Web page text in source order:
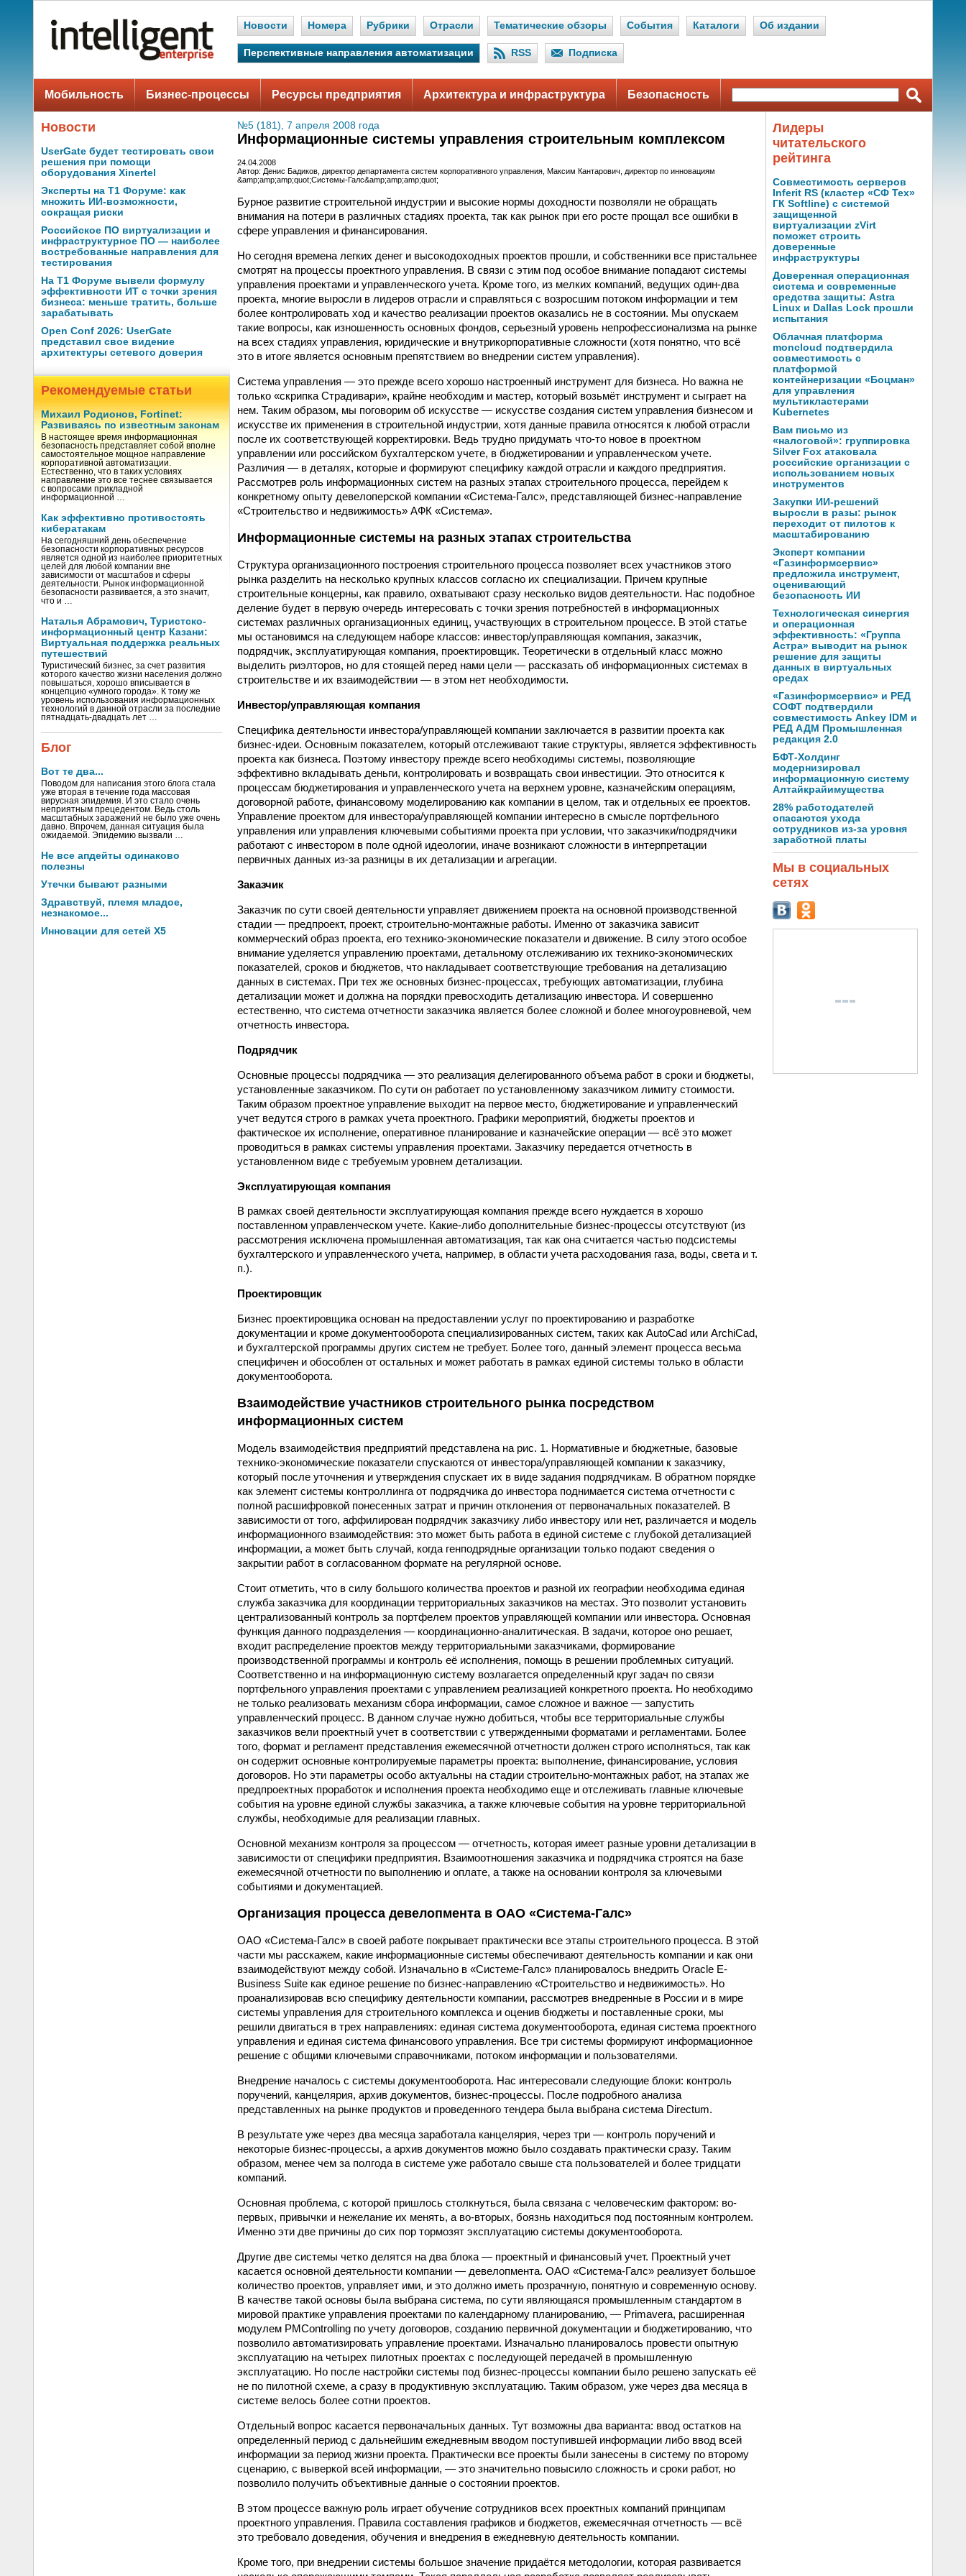
Новости Номера Рубрики Отрасли Тематические обзоры События Каталоги Об издании
Перспективные направления автоматизации RSS Подписка
Мобильность Бизнес-процессы Ресурсы предприятия Архитектура и инфраструктура Безопасность
Новости
UserGate будет тестировать свои
решения при помощи
оборудования Xinertel
Эксперты на Т1 Форуме: как
множить ИИ-возможности,
сокращая риски
Российское ПО виртуализации и
инфраструктурное ПО — наиболее
востребованные направления для
тестирования
На Т1 Форуме вывели формулу
эффективности ИТ с точки зрения
бизнеса: меньше тратить, больше
зарабатывать
Open Conf 2026: UserGate
представил свое видение
архитектуры сетевого доверия
Рекомендуемые статьи
Михаил Родионов, Fortinet:
Развиваясь по известным законам
В настоящее время информационная
безопасность представляет собой вполне
самостоятельное мощное направление
корпоративной автоматизации.
Естественно, что в таких условиях
направление это все теснее связывается
с вопросами прикладной
информационной …
Как эффективно противостоять
кибератакам
На сегодняшний день обеспечение
безопасности корпоративных ресурсов
является одной из наиболее приоритетных
целей для любой компании вне
зависимости от масштабов и сферы
деятельности. Рынок информационной
безопасности развивается, а это значит,
что и …
Наталья Абрамович, Туристско-
информационный центр Казани:
Виртуальная поддержка реальных
путешествий
Туристический бизнес, за счет развития
которого качество жизни населения должно
повышаться, хорошо вписывается в
концепцию «умного города». К тому же
уровень использования информационных
технологий в данной отрасли за последние
пятнадцать-двадцать лет …
Блог
Вот те два...
Поводом для написания этого блога стала
уже вторая в течение года массовая
вирусная эпидемия. И это стало очень
неприятным прецедентом. Ведь столь
масштабных заражений не было уже очень
давно. Впрочем, данная ситуация была
ожидаемой. Эпидемию вызвали …
Не все апдейты одинаково
полезны
Утечки бывают разными
Здравствуй, племя младое,
незнакомое...
Инновации для сетей X5
№5 (181), 7 апреля 2008 года
Информационные системы управления строительным комплексом
24.04.2008
Автор: Денис Бадиков, директор департамента систем корпоративного управления, Максим Кантарович, директор по инновациям
&amp;amp;amp;quot;Системы-Галс&amp;amp;amp;quot;
Бурное развитие строительной индустрии и высокие нормы доходности позволяли не обращать
внимания на потери в различных стадиях проекта, так как рынок при его росте прощал все ошибки в
сфере управления и финансирования.
Но сегодня времена легких денег и высокодоходных проектов прошли, и собственники все пристальнее
смотрят на процессы проектного управления. В связи с этим под особое внимание попадают системы
управления проектами и управленческого учета. Кроме того, из мелких компаний, ведущих один-два
проекта, многие выросли в лидеров отрасли и справляться с возросшим потоком информации и тем
более контролировать ход и качество реализации проектов оказались не в состоянии. Мы опускаем
такие вопросы, как изношенность основных фондов, серьезный уровень непрофессионализма на рынке
на всех стадиях управления, юридические и внутрикорпоративные сложности (хотя понятно, что всё
это в итоге является основным препятствием во внедрении систем управления).
Система управления — это прежде всего хорошо настроенный инструмент для бизнеса. Но важна не
только «скрипка Страдивари», крайне необходим и мастер, который возьмёт инструмент и сыграет на
нем. Таким образом, мы поговорим об искусстве — искусстве создания систем управления бизнесом и
искусстве их применения в строительной индустрии, хотя данные правила относятся к любой отрасли
после их соответствующей корректировки. Ведь трудно придумать что-то новое в проектном
управлении или российском бухгалтерском учете, в бюджетировании и управленческом учете.
Различия — в деталях, которые и формируют специфику каждой отрасли и каждого предприятия.
Рассмотрев роль информационных систем на разных этапах строительного процесса, перейдем к
конкретному опыту девелоперской компании «Система-Галс», представляющей бизнес-направление
«Строительство и недвижимость» АФК «Система».
Информационные системы на разных этапах строительства
Структура организационного построения строительного процесса позволяет всех участников этого
рынка разделить на несколько крупных классов согласно их специализации. Причем крупные
строительные концерны, как правило, охватывают сразу несколько видов деятельности. Нас подобное
деление будет в первую очередь интересовать с точки зрения потребностей в информационных
системах различных организационных единиц, участвующих в строительном процессе. В этой статье
мы остановимся на следующем наборе классов: инвестор/управляющая компания, заказчик,
подрядчик, эксплуатирующая компания, проектировщик. Теоретически в отдельный класс можно
выделить риэлторов, но для стоящей перед нами цели — рассказать об информационных системах в
строительстве и их взаимодействии — в этом нет необхо­димости.
Инвестор/управляющая компания
Специфика деятельности инвестора/управляющей компании заключается в развитии проекта как
бизнес-идеи. Основным показателем, который отслеживают такие структуры, является эффективность
проекта как бизнеса. Поэтому инвестору прежде всего необходимы системы, позволяющие
эффективно вкладывать деньги, контролировать и возвращать свои инвестиции. Это относится к
процессам бюджетирования и управленческого учета на верхнем уровне, казначейским операциям,
договорной работе, финансовому моделированию как компании в целом, так и отдельных ее проектов.
Управление проектом для инвестора/управляющей компании интересно в смысле портфельного
управления или управления ключевыми событиями проекта при условии, что заказчики/подрядчики
работают с инвестором в поле одной идеологии, иначе возникают сложности в интерпретации
первичных данных из-за разницы в их детализации и агрегации.
Заказчик
Заказчик по сути своей деятельности управляет движением проекта на основной производственной
стадии — предпроект, проект, строительно-монтажные работы. Именно от заказчика зависит
коммерческий образ проекта, его технико-экономические показатели и движение. В силу этого особое
внимание уделяется управлению проектами, детальному отслеживанию их технико-экономических
показателей, сроков и бюджетов, что накладывает соответствующие требования на детализацию
данных в системах. При тех же основных бизнес-процессах, требующих автоматизации, глубина
детализации может и должна на порядки превосходить детализацию инвестора. И совершенно
естественно, что система отчетности заказчика является более сложной и более многоуровневой, чем
отчетность инвестора.
Подрядчик
Основные процессы подрядчика — это реализация делегированного объема работ в сроки и бюджеты,
установленные заказчиком. По сути он работает по установленному заказчиком лимиту стоимости.
Таким образом проектное управление выходит на первое место, бюджетирование и управленческий
учет ведутся строго в рамках учета проектного. Графики мероприятий, бюджеты проектов и
фактическое их исполнение, оперативное планирование и казначейские операции — всё это может
проводиться в рамках системы управления проектами. Заказчику передается отчетность в
установленном виде с требуемым уровнем детализации.
Эксплуатирующая компания
В рамках своей деятельности эксплуатирующая компания прежде всего нуждается в хорошо
поставленном управленческом учете. Какие-либо дополнительные бизнес-процессы отсутствуют (из
рассмотрения исключена промышленная автоматизация, так как она считается частью подсистемы
бухгалтерского и управленческого учета, например, в области учета расходования газа, воды, света и т.
п.).
Проектировщик
Бизнес проектировщика основан на предоставлении услуг по проектированию и разработке
документации и кроме документооборота специализированных систем, таких как AutoCad или ArchiCad,
и бухгалтерской программы других систем не требует. Более того, данный элемент процесса весьма
специфичен и обособлен от остальных и может работать в рамках единой системы только в области
документооборота.
Взаимодействие участников строительного рынка посредством
информационных систем
Модель взаимодействия предприятий представлена на рис. 1. Нормативные и бюджетные, базовые
технико-экономические показатели спускаются от инвестора/управляющей компании к заказчику,
который после уточнения и утверждения спускает их в виде задания подрядчикам. В обратном порядке
как элемент системы контроллинга от подрядчика до инвестора поднимается система отчетности с
полной расшифровкой понесенных затрат и причин отклонения от первоначальных показателей. В
зависимости от того, аффилирован подрядчик заказчику либо инвестору или нет, различается и модель
информационного взаимодействия: это может быть работа в единой системе с глубокой детализацией
информации, а может быть случай, когда генподрядные организации только подают сведения о
закрытии работ в согласованном формате на регулярной основе.
Стоит отметить, что в силу большого количества проектов и разной их географии необходима единая
служба заказчика для координации территориальных заказчиков на местах. Это позволит установить
централизованный контроль за портфелем проектов управляющей компании или инвестора. Основная
функция данного подразделения — координационно-аналитическая. В задачи, которое оно решает,
входит распределение проектов между территориальными заказчиками, формирование
производственной программы и контроль её исполнения, помощь в решении проблемных ситуаций.
Соответственно и на информационную систему возлагается определенный круг задач по связи
портфельного управления проектами с управлением реализацией конкретного проекта. Но необходимо
не только реализовать механизм сбора информации, самое сложное и важное — запустить
управленческий процесс. В данном случае нужно добиться, чтобы все территориальные службы
заказчиков вели проектный учет в соответствии с утвержденными форматами и регламентами. Более
того, формат и регламент представления ежемесячной отчетности должен строго исполняться, так как
он содержит основные контролируемые параметры проекта: выполнение, финансирование, условия
договоров. Но эти параметры особо актуальны на стадии строительно-монтажных работ, на этапах же
предпроектных проработок и исполнения проекта необходимо еще и отслеживать главные ключевые
события на уровне единой службы заказчика, а также ключевые события на уровне территориальной
службы, необходимые для реализации главных.
Основной механизм контроля за процессом — отчетность, которая имеет разные уровни детализации в
зависимости от специфики предприятия. Взаимоотношения заказчика и подрядчика строятся на базе
ежемесячной отчетности по выполнению и оплате, а также на основании контроля за ключевыми
событиями и документацией.
Организация процесса девелопмента в ОАО «Система-Галс»
ОАО «Система-Галс» в своей работе покрывает практически все этапы строительного процесса. В этой
части мы расскажем, какие информационные системы обеспечивают деятельность компании и как они
взаимодействуют между собой. Изначально в «Системе-Галс» планировалось внедрить Oracle E-
Business Suite как единое решение по бизнес-направлению «Строительство и недвижимость». Но
проанализировав всю специфику деятельности компании, рассмотрев внедренные в России и в мире
системы управления для строительного комплекса и оценив бюджеты и поставленные сроки, мы
решили двигаться в трех направлениях: единая система документооборота, единая система проектного
управления и единая система финансового управления. Все три системы формируют информационное
решение с общими ключевыми справочниками, потоком информации и пользователями.
Внедрение началось с системы документооборота. Нас интересовали следующие блоки: контроль
поручений, канцелярия, архив документов, бизнес-процессы. После подробного анализа
представленных на рынке продуктов и проведенного тендера была выбрана система Directum.
В результате уже через два месяца заработала канцелярия, через три — контроль поручений и
некоторые бизнес-процессы, а архив документов можно было создавать практически сразу. Таким
образом, менее чем за полгода в системе уже работало свыше ста пользователей и более тридцати
компаний.
Основная проблема, с которой пришлось столкнуться, была связана с человеческим фактором: во-
первых, привычки и нежелание их менять, а во-вторых, боязнь находиться под постоянным контролем.
Именно эти две причины до сих пор тормозят эксплуатацию системы документооборота.
Другие две системы четко делятся на два блока — проектный и финансовый учет. Проектный учет
касается основной деятельности компании — девелопмента. ОАО «Система-Галс» реализует большое
количество проектов, управляет ими, и это должно иметь прозрачную, понятную и современную основу.
В качестве такой основы была выбрана система, по сути являющаяся промышленным стандартом в
мировой практике управления проектами по календарному планированию, — Primavera, расширенная
модулем PMControlling по учету договоров, созданию первичной документации и бюджетированию, что
позволило автоматизировать управление проектами. Изначально планировалось провести опытную
эксплуатацию на четырех пилотных проектах с последующей передачей в промышленную
эксплуатацию. Но после настройки системы под бизнес-процессы компании было решено запускать её
не по пилотной схеме, а сразу в продуктивную эксплуатацию. Таким образом, уже через два месяца в
системе велось более сотни проектов.
Отдельный вопрос касается первоначальных данных. Тут возможны два варианта: ввод остатков на
определенный период с дальнейшим ежедневным вводом поступившей информации либо ввод всей
информации за период жизни проекта. Практически все проекты были занесены в систему по второму
сценарию, с выверкой всей информации, — это значительно повысило сложность и сроки работ, но
позволило получить объективные данные о состоянии проектов.
В этом процессе важную роль играет обучение сотрудников всех проектных компаний принципам
проектного управления. Правила составления графиков и бюджетов, ежемесячная отчетность — всё
это требовало доведения, обучения и внедрения в ежедневную деятельность компании.
Кроме того, при внедрении системы большое значение придаётся методологии, которая развивается
Лидеры
читательского
рейтинга
Совместимость серверов
Inferit RS (кластер «СФ Тех»
ГК Softline) с системой
защищенной
виртуализации zVirt
поможет строить
доверенные
инфраструктуры
Доверенная операционная
система и современные
средства защиты: Astra
Linux и Dallas Lock прошли
испытания
Облачная платформа
moncloud подтвердила
совместимость с
платформой
контейнеризации «Боцман»
для управления
мультикластерами
Kubernetes
Вам письмо из
«налоговой»: группировка
Silver Fox атаковала
российские организации с
использованием новых
инструментов
Закупки ИИ-решений
выросли в разы: рынок
переходит от пилотов к
масштабированию
Эксперт компании
«Газинформсервис»
предложила инструмент,
оценивающий
безопасность ИИ
Технологическая синергия
и операционная
эффективность: «Группа
Астра» выводит на рынок
решение для защиты
данных в виртуальных
средах
«Газинформсервис» и РЕД
СОФТ подтвердили
совместимость Ankey IDM и
РЕД АДМ Промышленная
редакция 2.0
БФТ-Холдинг
модернизировал
информационную систему
Алтайкрайимущества
28% работодателей
опасаются ухода
сотрудников из-за уровня
заработной платы
Мы в социальных
сетях